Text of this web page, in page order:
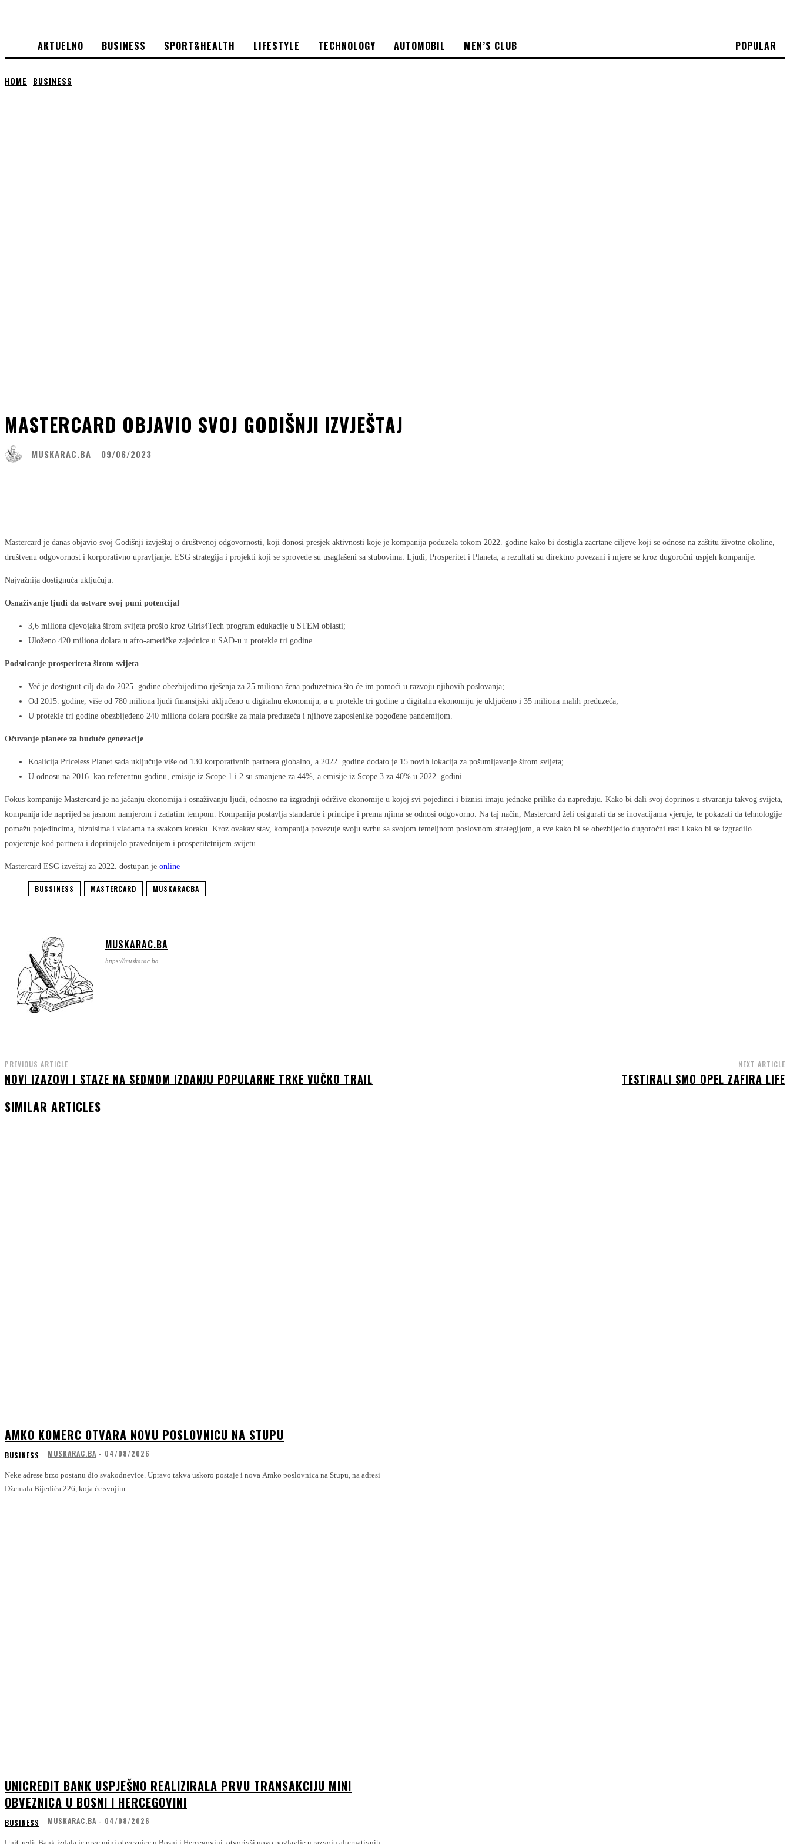
POPULAR
AKTUELNO BUSINESS SPORT&HEALTH LIFESTYLE TECHNOLOGY AUTOMOBIL MEN’S CLUB
HOME BUSINESS
MASTERCARD OBJAVIO SVOJ GODIŠNJI IZVJEŠTAJ
MUSKARAC.BA 09/06/2023
Mastercard je danas objavio svoj Godišnji izvještaj o društvenoj odgovornosti, koji donosi presjek aktivnosti koje je kompanija poduzela tokom 2022. godine kako bi dostigla zacrtane ciljeve koji se odnose na zaštitu životne okoline,
društvenu odgovornost i korporativno upravljanje. ESG strategija i projekti koji se sprovede su usaglašeni sa stubovima: Ljudi, Prosperitet i Planeta, a rezultati su direktno povezani i mjere se kroz dugoročni uspjeh kompanije.
Najvažnija dostignuća uključuju:
Osnaživanje ljudi da ostvare svoj puni potencijal
3,6 miliona djevojaka širom svijeta prošlo kroz Girls4Tech program edukacije u STEM oblasti;
Uloženo 420 miliona dolara u afro-američke zajednice u SAD-u u protekle tri godine.
Podsticanje prosperiteta širom svijeta
Već je dostignut cilj da do 2025. godine obezbijedimo rješenja za 25 miliona žena poduzetnica što će im pomoći u razvoju njihovih poslovanja;
Od 2015. godine, više od 780 miliona ljudi finansijski uključeno u digitalnu ekonomiju, a u protekle tri godine u digitalnu ekonomiju je uključeno i 35 miliona malih preduzeća;
U protekle tri godine obezbijeđeno 240 miliona dolara podrške za mala preduzeća i njihove zaposlenike pogođene pandemijom.
Očuvanje planete za buduće generacije
Koalicija Priceless Planet sada uključuje više od 130 korporativnih partnera globalno, a 2022. godine dodato je 15 novih lokacija za pošumljavanje širom svijeta;
U odnosu na 2016. kao referentnu godinu, emisije iz Scope 1 i 2 su smanjene za 44%, a emisije iz Scope 3 za 40% u 2022. godini .
Fokus kompanije Mastercard je na jačanju ekonomija i osnaživanju ljudi, odnosno na izgradnji održive ekonomije u kojoj svi pojedinci i biznisi imaju jednake prilike da napreduju. Kako bi dali svoj doprinos u stvaranju takvog svijeta,
kompanija ide naprijed sa jasnom namjerom i zadatim tempom. Kompanija postavlja standarde i principe i prema njima se odnosi odgovorno. Na taj način, Mastercard želi osigurati da se inovacijama vjeruje, te pokazati da tehnologije
pomažu pojedincima, biznisima i vladama na svakom koraku. Kroz ovakav stav, kompanija povezuje svoju svrhu sa svojom temeljnom poslovnom strategijom, a sve kako bi se obezbijedio dugoročni rast i kako bi se izgradilo
povjerenje kod partnera i doprinijelo pravednijem i prosperitetnijem svijetu.
Mastercard ESG izveštaj za 2022. dostupan je online
BUSSINESS MASTERCARD MUSKARACBA
MUSKARAC.BA
https://muskarac.ba
PREVIOUS ARTICLE
NOVI IZAZOVI I STAZE NA SEDMOM IZDANJU POPULARNE TRKE VUČKO TRAIL
NEXT ARTICLE
TESTIRALI SMO OPEL ZAFIRA LIFE
SIMILAR ARTICLES
AMKO KOMERC OTVARA NOVU POSLOVNICU NA STUPU
BUSINESS MUSKARAC.BA - 04/08/2026
Neke adrese brzo postanu dio svakodnevice. Upravo takva uskoro postaje i nova Amko poslovnica na Stupu, na adresi
Džemala Bijedića 226, koja će svojim...
UNICREDIT BANK USPJEŠNO REALIZIRALA PRVU TRANSAKCIJU MINI
OBVEZNICA U BOSNI I HERCEGOVINI
BUSINESS MUSKARAC.BA - 04/08/2026